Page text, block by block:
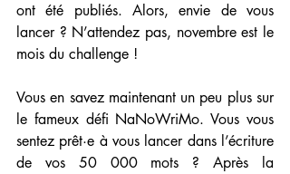
ont été publiés. Alors, envie de vous
lancer ? N’attendez pas, novembre est le
mois du challenge !
Vous en savez maintenant un peu plus sur
le fameux défi NaNoWriMo. Vous vous
sentez prêt·e à vous lancer dans l’écriture
de vos 50 000 mots ? Après la